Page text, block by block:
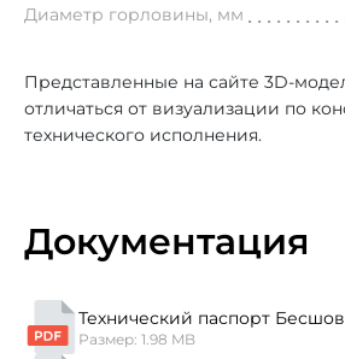
Диаметр горловины, мм
Представленные на сайте 3D-
отличаться от визуализации по
технического исполнения.
Документация
Технический паспорт
Размер: 1.98 MB